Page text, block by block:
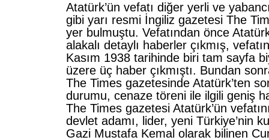
Atatürk’ün vefatı diğer yerli ve
gibi yarı resmi İngiliz gazetesi The
yer bulmuştu. Vefatından önce
alakalı detaylı haberler çıkmış,
Kasım 1938 tarihinde biri tam sayfa
üzere üç haber çıkmıştı. Bundan
The Times gazetesinde Atatürk’ten
durumu, cenaze töreni ile ilgili geniş
The Times gazetesi Atatürk’ün
devlet adamı, lider, yeni Türkiye’nin
Gazi Mustafa Kemal olarak bilinen